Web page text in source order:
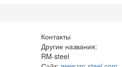
Контакты
Другие названия:
RM-steel